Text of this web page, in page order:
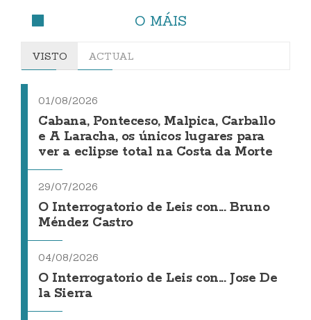
O MÁIS
VISTO ACTUAL
01/08/2026
Cabana, Ponteceso, Malpica, Carballo
e A Laracha, os únicos lugares para
ver a eclipse total na Costa da Morte
29/07/2026
O Interrogatorio de Leis con... Bruno
Méndez Castro
04/08/2026
O Interrogatorio de Leis con... Jose De
la Sierra